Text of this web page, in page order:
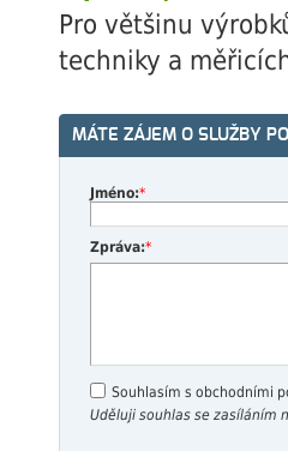
Pro většinu
techniky a
MÁTE ZÁJEM O SLUŽBY
Jméno:*
Zpráva:*
Souhlasím s obchodními
Uděluji souhlas se zasíláním